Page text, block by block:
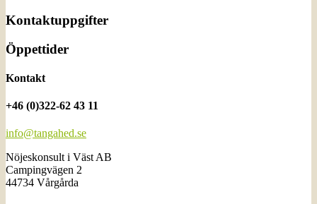
Kontaktuppgifter
Öppettider
Kontakt
+46 (0)322-62 43 11
info@tangahed.se
Nöjeskonsult i Väst AB
Campingvägen 2
44734 Vårgårda